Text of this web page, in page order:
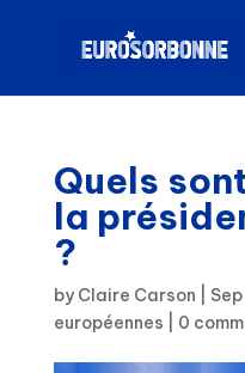
Quels
la
?
by Claire Carson
européennes
0